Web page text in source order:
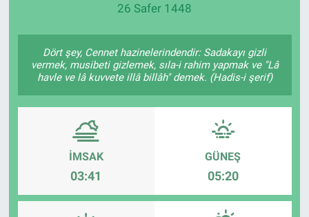
26 Safer 1448
Dört şey, Cennet hazinelerindendir: Sadakayı gizli
vermek, musibeti gizlemek, sıla-i rahim yapmak ve "Lâ
havle ve lâ kuvvete illâ billâh" demek. (Hadis-i şerif)
İMSAK
03:41
GÜNEŞ
05:20
Enerjisini Üreten Fabrikalar
Endüstri 4.0 Uygulamaları
Ağır Sanayi Çözümleri